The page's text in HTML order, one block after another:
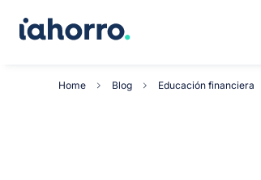
Home Blog Educación financiera